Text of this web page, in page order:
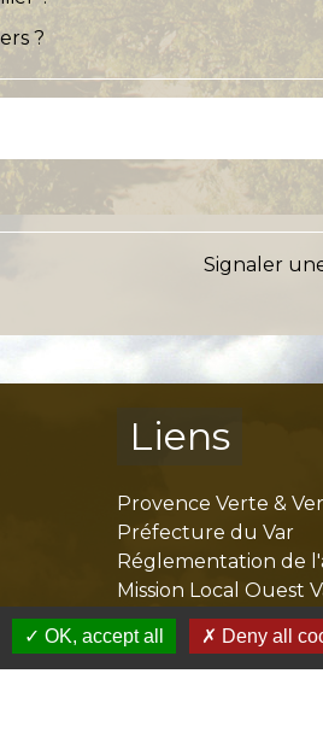
?
Signaler
Liens
Provence Verte &
Préfecture du Var
Réglementation de
Mission Local Ouest
Agglomération
OK, accept all Deny all